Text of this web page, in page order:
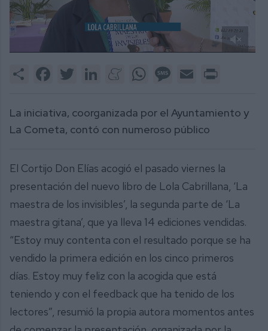
1
Share FacebookTwitter LinkedInMeneameWhatsAppMessage
Email
La iniciativa, coorganizada por el Ayuntamiento y
La Cometa, contó con numeroso público
El Cortijo Don Elías acogió el pasado viernes la
presentación del nuevo libro de Lola Cabrillana, ‘La
maestra de los invisibles’, la segunda parte de ‘La
maestra gitana’, que ya lleva 14 ediciones vendidas.
“Estoy muy contenta con el resultado porque se ha
vendido la primera edición en los cinco primeros
días. Estoy muy feliz con la acogida que está
teniendo y con el feedback que ha tenido de los
lectores”, resumió la propia autora momentos antes